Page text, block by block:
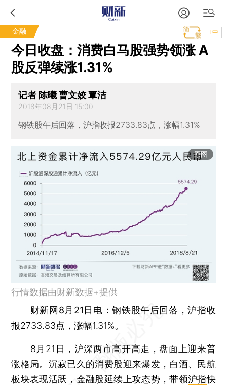
金融 T中
今日收盘：消费白马股强势领涨 A
股反弹续涨1.31%
记者 陈曦 曹文姣 覃洁
2018年08月21日 15:00
钢铁股午后回落，沪指收报2733.83点，涨幅1.31%
原图
行情数据由财新数据+提供
财新网8月21日电 ：钢铁股午后回落，沪指收
报2733.83点，涨幅1.31%。
8月21日，沪深两市高开高走，盘面上迎来普
涨格局。沉寂已久的消费股迎来爆发，白酒、民航
板块表现活跃，金融股延续上攻态势，带领沪指快